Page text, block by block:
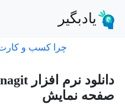
یادبگیر
چرا کسب و کارت
صفحه نمایش